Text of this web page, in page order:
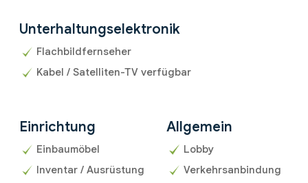
Unterhaltungselektronik
Flachbildfernseher
Kabel / Satelliten-TV verfügbar
Einrichtung
Einbaumöbel
Inventar / Ausrüstung
Allgemein
Lobby
Verkehrsanbindung